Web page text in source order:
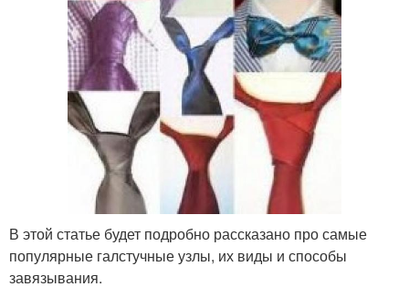
В этой статье будет подробно рассказано про самые
популярные галстучные узлы, их виды и способы
завязывания.